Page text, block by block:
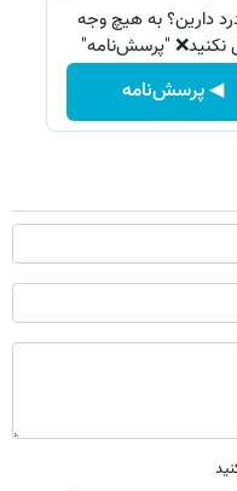
درد دارین؟ به هیچ وجه
نکنید❌ "پرسش‌نامه"
◀ پرسش‌نامه